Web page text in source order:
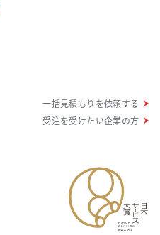
一括見積もりを依頼する
受注を受けたい企業の方